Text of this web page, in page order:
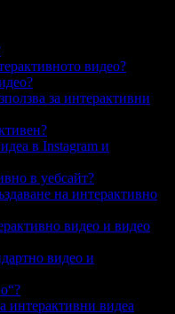
видео?
за интерактивни
в Instagram и
в уебсайт?
на интерактивно
видео и видео
видео и
интерактивни видеа